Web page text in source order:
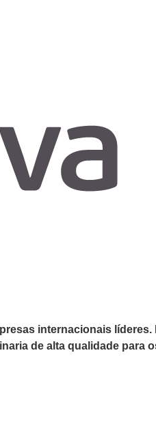
internacionais líderes.
de alta qualidade para